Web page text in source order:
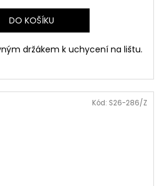
DO KOŠÍKU
držákem k uchycení na lištu.
Kód: S26-286/Z